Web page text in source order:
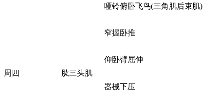
哑铃俯卧飞鸟(三角肌后束肌)
周四 肱三头肌
窄握卧推
仰卧臂屈伸
器械下压